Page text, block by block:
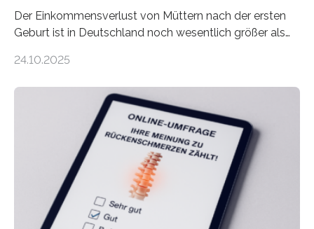
Der Einkommensverlust von Müttern nach der ersten
Geburt ist in Deutschland noch wesentlich größer als
nach der Geburt durchschnittlich fast 30.000 Euro
langfristigen Auswirkungen auf Karriere und die spätere
Rente. Bisherige Schätzungen lagen bei rund 20.000
Euro und damit etwa 30 Prozent zu niedrig. Zu diesem
Ergebnis kommt eine neue Studie des ZEW Mannheim
mit der Universität Tilburg. „Werden Frauen unter 30
Jahren erstmals…
24.10.2025